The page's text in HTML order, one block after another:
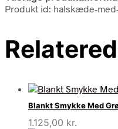
Produkt id: halskæde-
Blankt Smykke Med
1.125,00 kr.